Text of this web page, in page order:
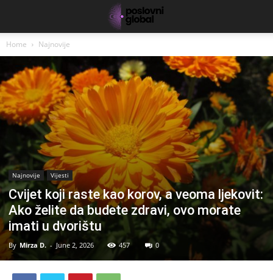
Home Najnovije
Najnovije Vijesti
Cvijet koji raste kao korov, a veoma ljekovit:
Ako želite da budete zdravi, ovo morate
imati u dvorištu
By Mirza D. - June 2, 2026 457 0